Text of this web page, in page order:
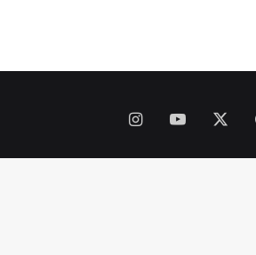
Facebook
YouTube